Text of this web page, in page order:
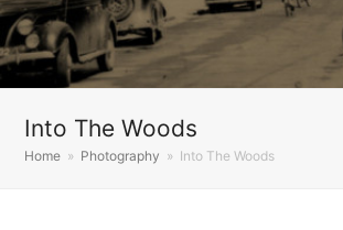
Into The Woods
Home » Photography » Into The Woods